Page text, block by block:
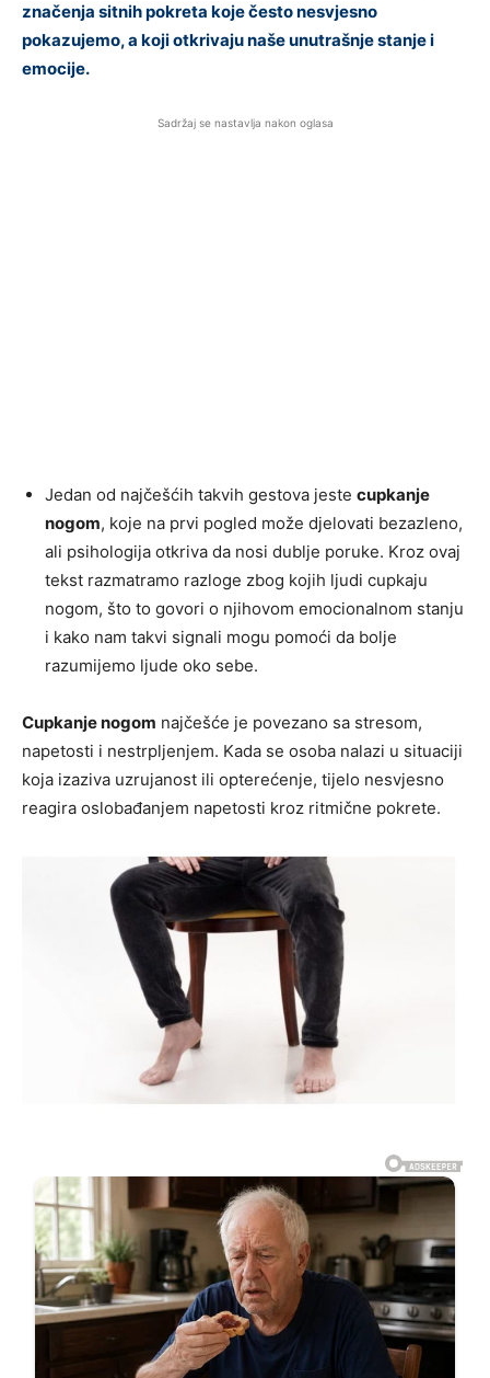
značenja sitnih pokreta koje često nesvjesno
pokazujemo, a koji otkrivaju naše unutrašnje stanje i
emocije.
Sadržaj se nastavlja nakon oglasa
Jedan od najčešćih takvih gestova jeste cupkanje
nogom, koje na prvi pogled može djelovati bezazleno,
ali psihologija otkriva da nosi dublje poruke. Kroz ovaj
tekst razmatramo razloge zbog kojih ljudi cupkaju
nogom, što to govori o njihovom emocionalnom stanju
i kako nam takvi signali mogu pomoći da bolje
razumijemo ljude oko sebe.
Cupkanje nogom najčešće je povezano sa stresom,
napetosti i nestrpljenjem. Kada se osoba nalazi u situaciji
koja izaziva uzrujanost ili opterećenje, tijelo nesvjesno
reagira oslobađanjem napetosti kroz ritmične pokrete.